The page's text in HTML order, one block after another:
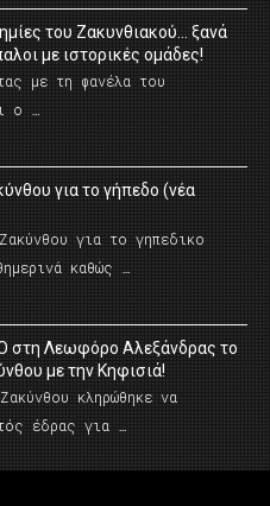
του Ζακυνθιακού… ξανά
με ιστορικές ομάδες!
με τη φανέλα του
ο …
για το γήπεδο (νέα
για το γηπεδικο
καθώς …
στη Λεωφόρο Αλεξάνδρας το
με την Κηφισιά!
κληρώθηκε να
έδρας για …